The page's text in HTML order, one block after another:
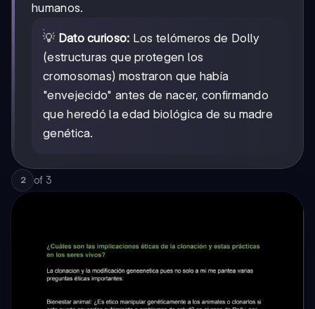
humanos.
💡 Dato curioso: Los telómeros de Dolly
(estructuras que protegen los
cromosomas) mostraron que había
"envejecido" antes de nacer, confirmando
que heredó la edad biológica de su madre
genética.
2 of 3